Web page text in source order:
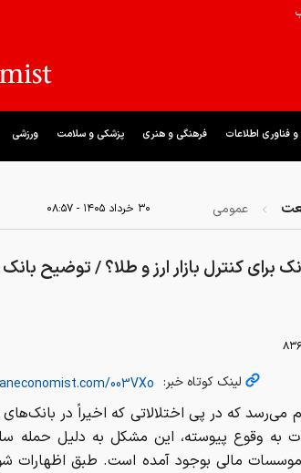
فناوری اطلاعات فرهنگی و هنری پزشکی و سلامت ورزشی
عمومی ۳۰ خرداد ۱۴۰۵ - ۰۸:۵۷
لینک کوتاه خبر:
می‌رسد که در پی اختلالاتی که اخیراً در
به وقوع پیوسته، این مشکل به دلیل حمله
موسسات مالی بوجود آمده است. طبق اظهارات